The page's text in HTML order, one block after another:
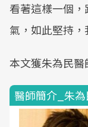
看著這樣一個
氣，如此堅持，
本文獲朱為民醫
醫師簡介_朱